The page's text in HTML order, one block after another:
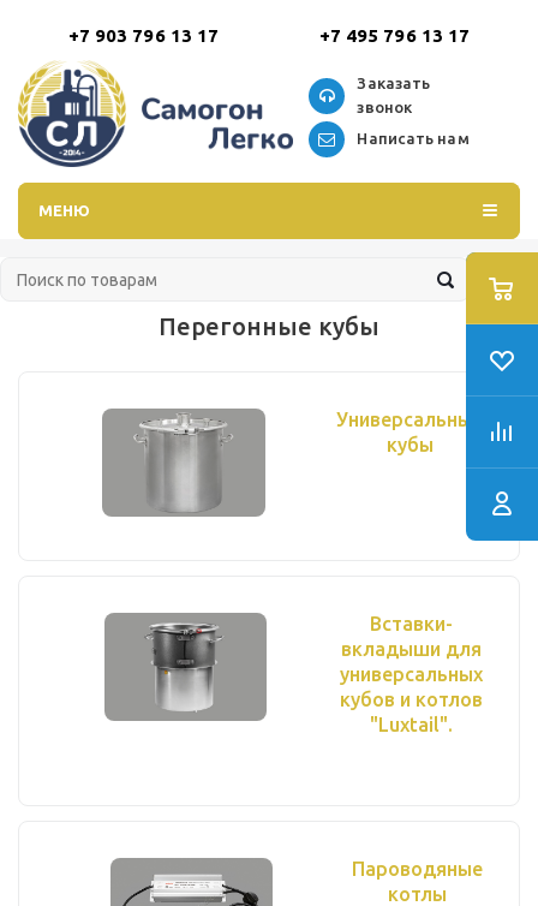
+7 903 796 13 17 +7 495 796 13 17
Заказать
звонок
Написать нам
МЕНЮ
Перегонные кубы
Универсальные
кубы
Вставки-
вкладыши для
универсальных
кубов и котлов
"Luxtail".
Пароводяные
котлы